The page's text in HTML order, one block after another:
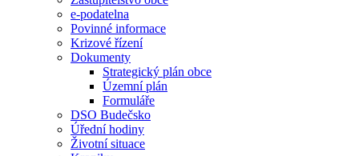
e-podatelna
Povinné informace
Krizové řízení
Dokumenty
Strategický plán obce
Územní plán
Formuláře
DSO Budečsko
Úřední hodiny
Životní situace